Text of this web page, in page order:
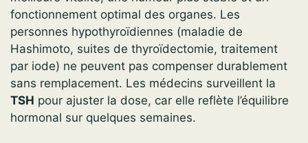
fonctionnement optimal des organes. Les
personnes hypothyroïdiennes (maladie de
Hashimoto, suites de thyroïdectomie, traitement
par iode) ne peuvent pas compenser durablement
sans remplacement. Les médecins surveillent la
TSH pour ajuster la dose, car elle reflète l’équilibre
hormonal sur quelques semaines.